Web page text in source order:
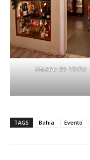
Museu do Vinho
TAGS Bahia Evento